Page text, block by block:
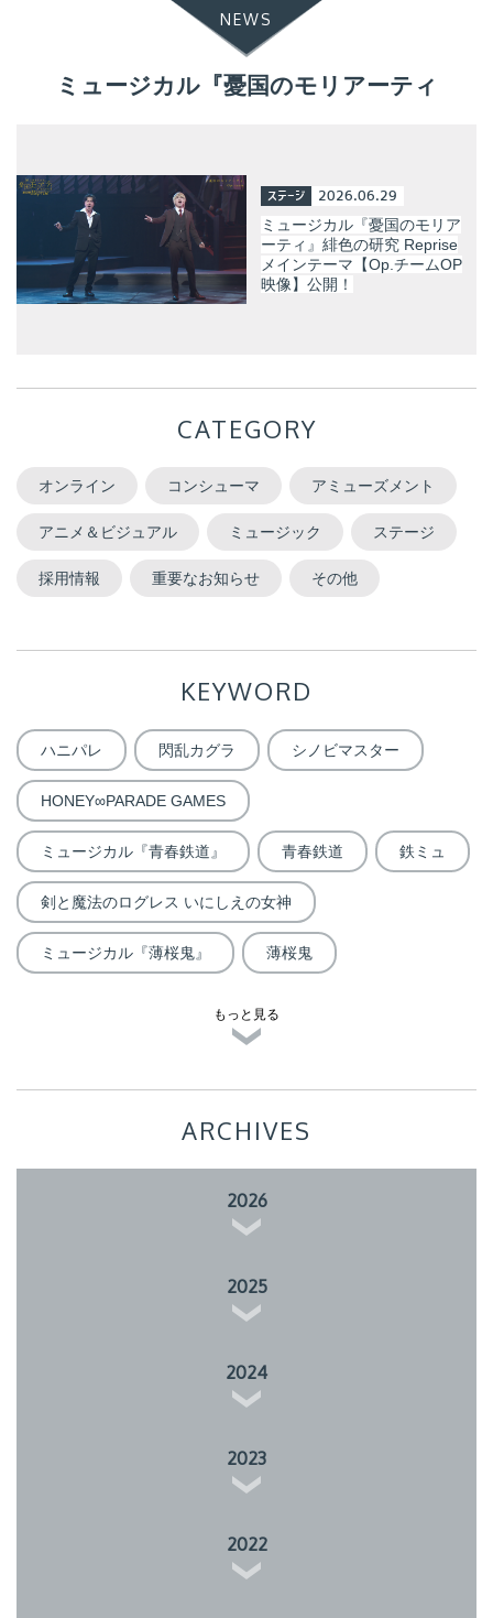
NEWS
ミュージカル『憂国のモリアーティ
ステージ 2026.06.29
ミュージカル『憂国のモリア
ーティ』緋色の研究 Reprise
メインテーマ【Op.チームOP
映像】公開！
CATEGORY
オンライン コンシューマ アミューズメント
アニメ＆ビジュアル ミュージック ステージ
採用情報 重要なお知らせ その他
KEYWORD
ハニパレ 閃乱カグラ シノビマスター
HONEY∞PARADE GAMES
ミュージカル『青春鉄道』 青春鉄道 鉄ミュ
剣と魔法のログレス いにしえの女神
ミュージカル『薄桜鬼』 薄桜鬼
もっと見る
ARCHIVES
2026
2025
2024
2023
2022